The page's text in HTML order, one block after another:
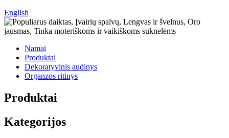
English
Namai
Produktai
Dekoratyvinis audinys
Organzos ritinys
Produktai
Kategorijos